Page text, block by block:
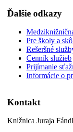
Ďalšie odkazy
Pre školy a
Rešeršné
Cenník služieb
Prijímanie
Informácie o
Kontakt
Knižnica Juraja